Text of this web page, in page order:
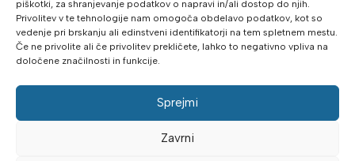
piškotki, za shranjevanje podatkov o napravi in/ali dostop do njih.
Privolitev v te tehnologije nam omogoča obdelavo podatkov, kot so
vedenje pri brskanju ali edinstveni identifikatorji na tem spletnem mestu.
Če ne privolite ali če privolitev prekličete, lahko to negativno vpliva na
določene značilnosti in funkcije.
Sprejmi
Zavrni
Dolžina: 180 cm
Širina: 60 cm
Debelina: 5 cm
BARVA: MODRA